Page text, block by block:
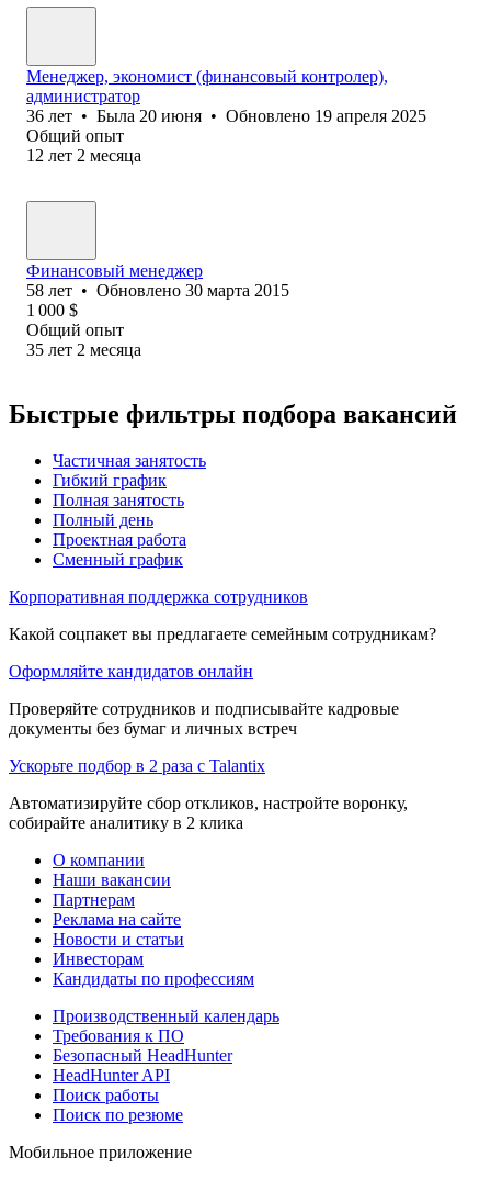
Менеджер, экономист (финансовый контролер),
администратор
36 лет • Была 20 июня • Обновлено 19 апреля 2025
Общий опыт
12 лет 2 месяца
Финансовый менеджер
58 лет • Обновлено 30 марта 2015
1 000 $
Общий опыт
35 лет 2 месяца
Быстрые фильтры подбора вакансий
Частичная занятость
Гибкий график
Полная занятость
Полный день
Проектная работа
Сменный график
Корпоративная поддержка сотрудников
Какой соцпакет вы предлагаете семейным сотрудникам?
Оформляйте кандидатов онлайн
Проверяйте сотрудников и подписывайте кадровые
документы без бумаг и личных встреч
Ускорьте подбор в 2 раза с Talantix
Автоматизируйте сбор откликов, настройте воронку,
собирайте аналитику в 2 клика
О компании
Наши вакансии
Партнерам
Реклама на сайте
Новости и статьи
Инвесторам
Кандидаты по профессиям
Производственный календарь
Требования к ПО
Безопасный HeadHunter
HeadHunter API
Поиск работы
Поиск по резюме
Мобильное приложение